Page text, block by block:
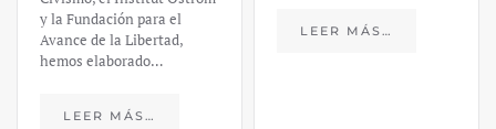
y la Fundación para el
Avance de la Libertad,
hemos elaborado…
LEER MÁS…
LEER MÁS…